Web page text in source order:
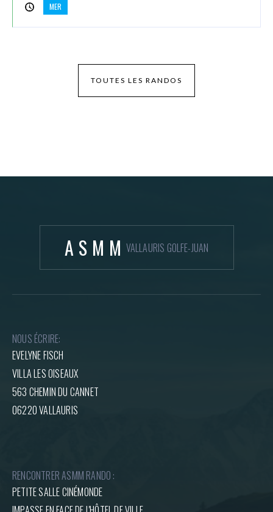
MER
TOUTES LES RANDOS
ASMM VALLAURIS GOLFE-JUAN
NOUS ÉCRIRE:
EVELYNE FISCH
VILLA LES OISEAUX
563 CHEMIN DU CANNET
06220 VALLAURIS
RENCONTRER ASMM RANDO :
PETITE SALLE CINÉMONDE